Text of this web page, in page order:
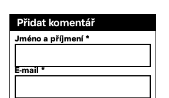
Přidat komentář
Jméno a příjmení *
E-mail *